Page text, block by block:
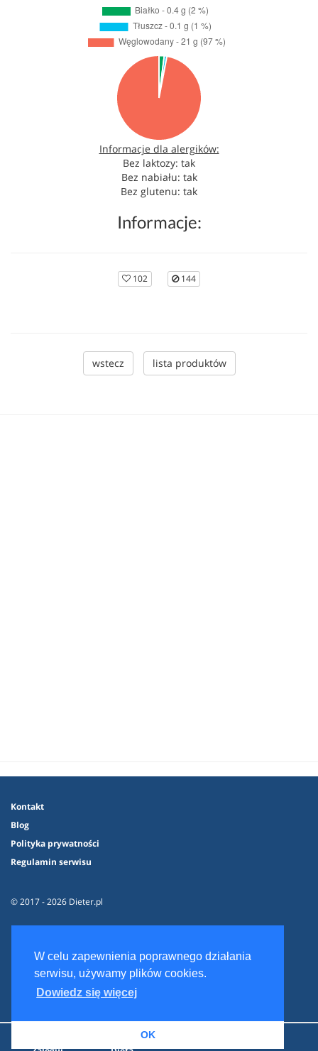
W celu zapewnienia poprawnego działania
serwisu, używamy plików cookies.
Dowiedz się więcej
OK
Informacje dla alergików:
Bez laktozy: tak
Bez nabiału: tak
Bez glutenu: tak
Informacje:
102 144
wstecz lista produktów
Kontakt
Blog
Polityka prywatności
Regulamin serwisu
© 2017 - 2026 Dieter.pl